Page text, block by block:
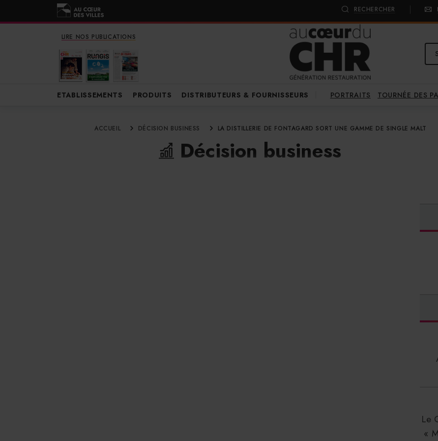
RECHERCHER
LIRE NOS PUBLICATIONS
ETABLISSEMENTS PRODUITS DISTRIBUTEURS & FOURNISSEURS PORTRAITS TOURNÉE DES
ACCUEIL DÉCISION BUSINESS LA DISTILLERIE DE FONTAGARD SORT UNE GAMME DE SINGLE MALT
Décision business
Le
«